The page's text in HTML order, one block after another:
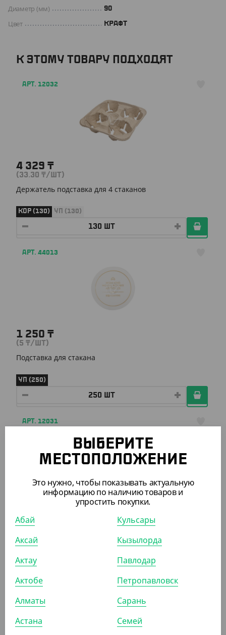
Диаметр (мм) 90
Цвет КРАФТ
К ЭТОМУ ТОВАРУ ПОДХОДЯТ
АРТ. 12032
4 329 ₸
(33.30 ₸/ШТ)
Держатель подставка для 4 стаканов
КОР (130) УП (130)
АРТ. 44013
1 250 ₸
(5 ₸/ШТ)
Подставка для стакана
УП (250)
АРТ. 12031
Держатель подставка для 2 стаканов
КОР (150)
ПОХОЖИЕ ТОВАРЫ
ВЫБЕРИТЕ
МЕСТОПОЛОЖЕНИЕ
Это нужно, чтобы показывать актуальную
информацию по наличию товаров и
упростить покупки.
Абай
Аксай
Актау
Актобе
Алматы
Астана
Кульсары
Кызылорда
Павлодар
Петропавловск
Сарань
Семей